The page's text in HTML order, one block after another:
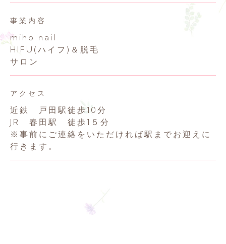
事業内容
miho nail
HIFU(ハイフ)＆脱毛
サロン
アクセス
近鉄 戸田駅徒歩10分
JR 春田駅 徒歩1５分
※事前にご連絡をいただければ駅までお迎えに
行きます。